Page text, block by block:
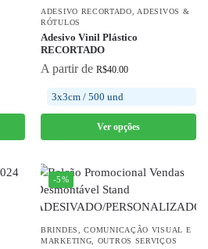
ADESIVO RECORTADO,ADESIVOS &
RÓTULOS
Adesivo Vinil Plástico
RECORTADO
A partir de R$40.00
3x3cm / 500 und
Ver opções
-5%
BRINDES,COMUNICAÇÃO VISUAL E
MARKETING, OUTROS SERVIÇOS